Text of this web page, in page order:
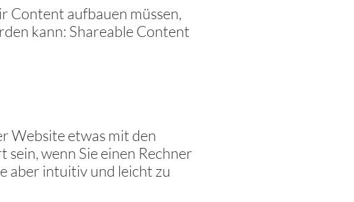
Content aufbauen müssen,
kann: Shareable Content
Website etwas mit den
wenn Sie einen Rechner
aber intuitiv und leicht zu